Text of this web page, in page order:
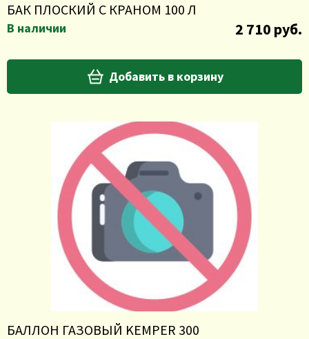
БАК ПЛОСКИЙ С КРАНОМ 100 Л
В наличии 2 710 руб.
Добавить в корзину
БАЛЛОН ГАЗОВЫЙ KEMPER 300